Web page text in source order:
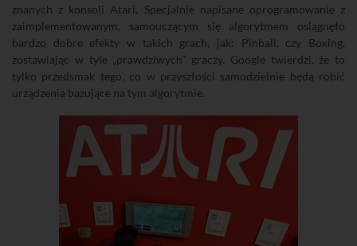
znanych z konsoli Atari. Specjalnie napisane oprogramowanie z
zaimplementowanym, samouczącym się algorytmem osiągnęło
bardzo dobre efekty w takich grach, jak: Pinball, czy Boxing,
zostawiając w tyle „prawdziwych” graczy. Google twierdzi, że to
tylko przedsmak tego, co w przyszłości samodzielnie będą robić
urządzenia bazujące na tym algorytmie.